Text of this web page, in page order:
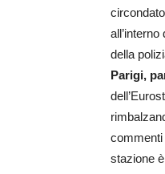
della
Parigi,
commenti
stazione